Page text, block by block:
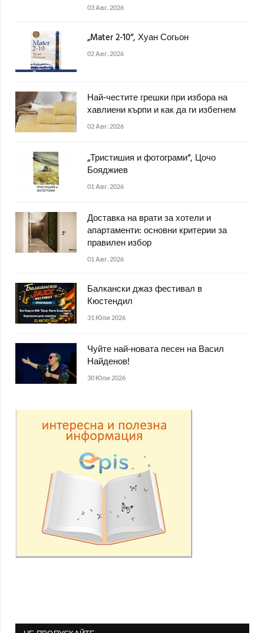
03 Авг. 2026
„Mater 2-10“, Хуан Согьон
02 Авг. 2026
Най-честите грешки при избора на
хавлиени кърпи и как да ги избегнем
02 Авг. 2026
„Тристишия и фотограми“, Цочо
Бояджиев
01 Авг. 2026
Доставка на врати за хотели и
апартаменти: основни критерии за
правилен избор
01 Авг. 2026
Балкански джаз фестивал в
Кюстендил
31 Юли 2026
Чуйте най-новата песен на Васил
Найденов!
30 Юли 2026